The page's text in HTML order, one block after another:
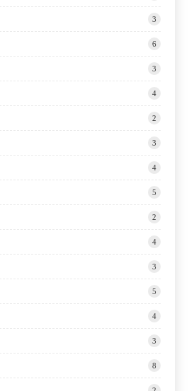
3
6
3
4
2
3
4
5
2
4
3
5
4
3
8